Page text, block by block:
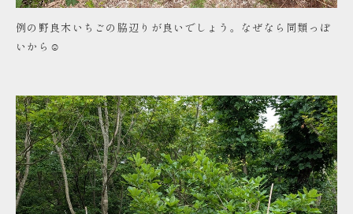
例の野良木いちごの脇辺りが良いでしょう。なぜなら同類っぽ
いから☺